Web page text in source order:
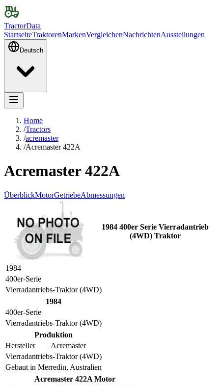
TractorData
StartseiteTraktorenMarkenVergleichenNachrichtenAusstellungen
Deutsch
Home
/Tractors
/acremaster
/Acremaster 422A
Acremaster 422A
ÜberblickMotorGetriebeAbmessungen
1984 400er Serie Vierradantrieb
(4WD) Traktor
1984
400er-Serie
Vierradantriebs-Traktor (4WD)
1984
400er-Serie
Vierradantriebs-Traktor (4WD)
Produktion
Hersteller
Acremaster
Vierradantriebs-Traktor (4WD)
Gebaut in Merredin, Australien
Acremaster 422A Motor